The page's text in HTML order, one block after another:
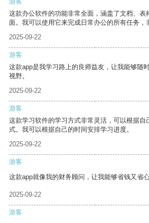
这款办公软件的功能非常全面，涵盖了文档、表
面。我可以使用它来完成日常办公的所有任务，
2025-09-22
游客
这款app是我学习路上的良师益友，让我能够随
视野。
2025-09-22
游客
这款学习软件的学习方式非常灵活，可以根据自
式。我可以根据自己的时间安排学习进度。
2025-09-22
游客
这款app就像我的财务顾问，让我能够省钱又省心
2025-09-22
游客